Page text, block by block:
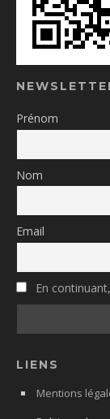
Prénom
Nom
Email
En
LIENS
Mentions